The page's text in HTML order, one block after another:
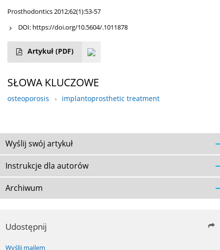
Prosthodontics 2012;62(1):53-57
DOI: https://doi.org/10.5604/.1011878
Artykuł (PDF)
SŁOWA KLUCZOWE
osteoporosis implantoprosthetic treatment
Wyślij swój artykuł
Instrukcje dla autorów
Archiwum
Udostępnij
Wyślij mailem